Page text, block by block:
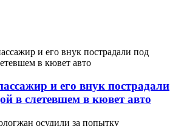
и его внук пострадали
в слетевшем в кювет авто